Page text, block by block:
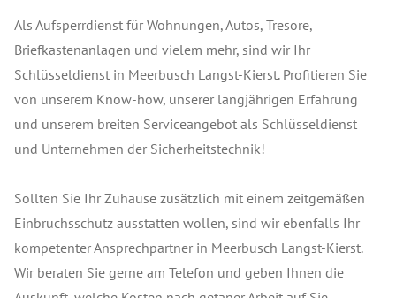
Als Aufsperrdienst für Wohnungen, Autos, Tresore,
Briefkastenanlagen und vielem mehr, sind wir Ihr
Schlüsseldienst in Meerbusch Langst-Kierst. Profitieren Sie
von unserem Know-how, unserer langjährigen Erfahrung
und unserem breiten Serviceangebot als Schlüsseldienst
und Unternehmen der Sicherheitstechnik!
Sollten Sie Ihr Zuhause zusätzlich mit einem zeitgemäßen
Einbruchsschutz ausstatten wollen, sind wir ebenfalls Ihr
kompetenter Ansprechpartner in Meerbusch Langst-Kierst.
Wir beraten Sie gerne am Telefon und geben Ihnen die